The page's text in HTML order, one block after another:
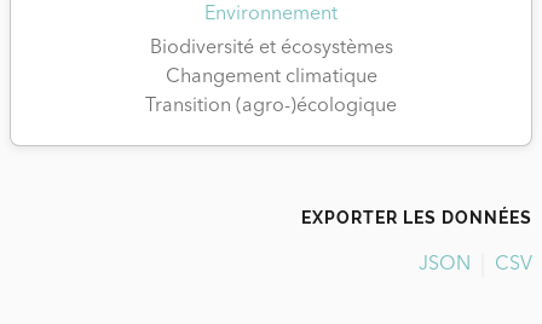
Environnement
Biodiversité et écosystèmes
Changement climatique
Transition (agro-)écologique
EXPORTER LES DONNÉES
JSON CSV